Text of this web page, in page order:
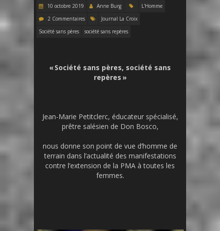
10 octobre 2019 Anne Burg
L'Homme
2 Commentaires
Journal La Croix
Société sans pères
société sans repères
« Société sans pères, société sans
repères »
Jean-Marie Petitclerc, éducateur spécialisé,
prêtre salésien de Don Bosco,
nous donne son point de vue d’homme de
terrain dans l’actualité des manifestations
contre l’extension de la PMA à toutes les
femmes.